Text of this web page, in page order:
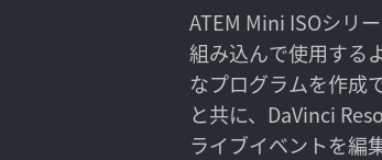
ATEM Mini ISOシリ
組み込んで使用する
なプログラムを作成
と共に、DaVinci
ライブイベントを編